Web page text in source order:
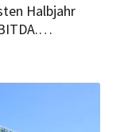
Halbjahr